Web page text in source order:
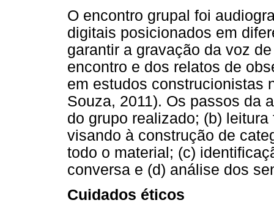
O encontro grupal foi
digitais posicionados em
garantir a gravação da voz
encontro e dos relatos de
em estudos construcionistas
Souza, 2011). Os passos da
do grupo realizado; (b)
visando à construção de
todo o material; (c)
conversa e (d) análise dos
Cuidados éticos